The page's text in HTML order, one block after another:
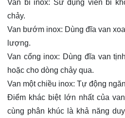
Van bi inox: Sử dụng viên bi
chảy.
Van bướm inox: Dùng đĩa van
lượng.
Van cổng inox: Dùng đĩa van
hoặc cho dòng chảy qua.
Van một chiều inox: Tự động
Điểm khác biệt lớn nhất của
cùng phân khúc là khả năng